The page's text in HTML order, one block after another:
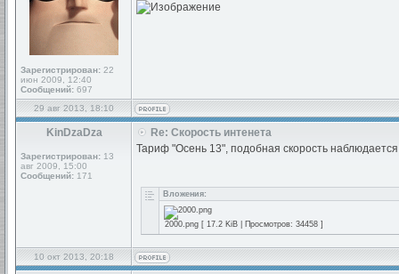
Зарегистрирован: 22
июн 2009, 12:40
Сообщений: 697
29 авг 2013, 18:10
KinDzaDza
Зарегистрирован: 13
авг 2009, 15:00
Сообщений: 171
Re: Скорость интенета
Тариф "Осень 13", подобная скорость
Вложения:
2000.png [ 17.2 KiB | Просмотров: 34458 ]
10 окт 2013, 20:18